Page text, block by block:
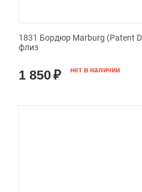
1831 Бордюр Marburg (Patent
флиз
1 850₽ нет в наличии